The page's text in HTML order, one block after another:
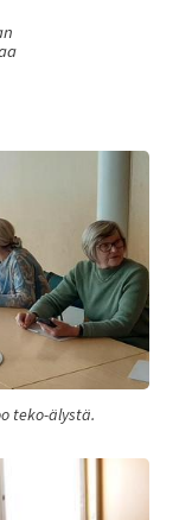
teko-älystä.